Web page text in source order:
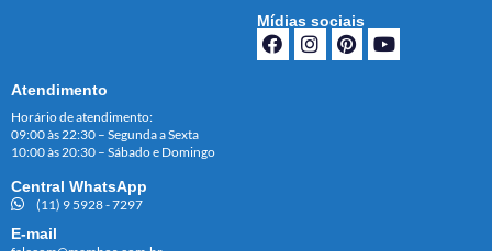
Mídias sociais
Atendimento
Horário de atendimento:
09:00 às 22:30 – Segunda a Sexta
10:00 às 20:30 – Sábado e Domingo
Central WhatsApp
(11) 9 5928 - 7297
E-mail